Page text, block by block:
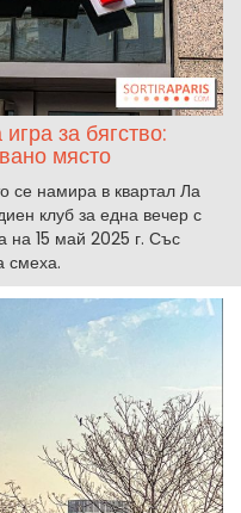
за бягство:
място
се намира в квартал Ла
клуб за една вечер с
на 15 май 2025 г. Със
смеха.